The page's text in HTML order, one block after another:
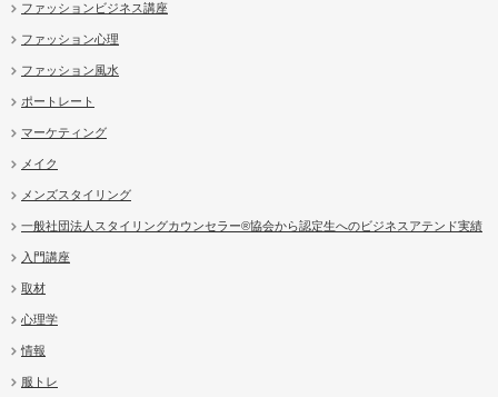
ファッションビジネス講座
ファッション心理
ファッション風水
ポートレート
マーケティング
メイク
メンズスタイリング
一般社団法人スタイリングカウンセラー®協会から認定生へのビジネスアテンド実績
入門講座
取材
心理学
情報
服トレ